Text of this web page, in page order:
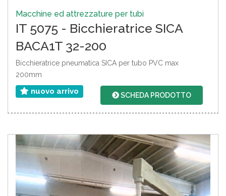
Macchine ed attrezzature per tubi
IT 5075 - Bicchieratrice SICA
BACA1T 32-200
Bicchieratrice pneumatica SICA per tubo PVC max
200mm
nuovo arrivo SCHEDA PRODOTTO